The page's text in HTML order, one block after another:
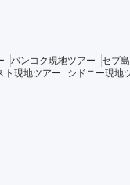
バンコク現地ツアー セブ
ト現地ツアー シドニー現地